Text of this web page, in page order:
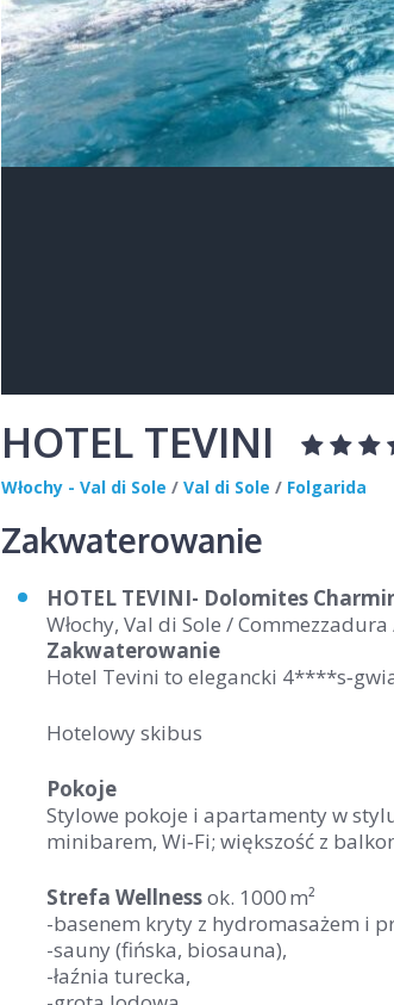
HOTEL TEVINI
Włochy - Val di Sole / Val di Sole / Folgarida
Zakwaterowanie
HOTEL TEVINI- Dolomites
Włochy, Val di Sole /
Zakwaterowanie
Hotel Tevini to elegancki
Hotelowy skibus
Pokoje
Stylowe pokoje i apartamenty w
minibarem, Wi‑Fi; większość z
Strefa Wellnessok. 1000 m²
-basenem kryty z hydromasażem i
-sauny (fińska, biosauna),
-łaźnia turecka,